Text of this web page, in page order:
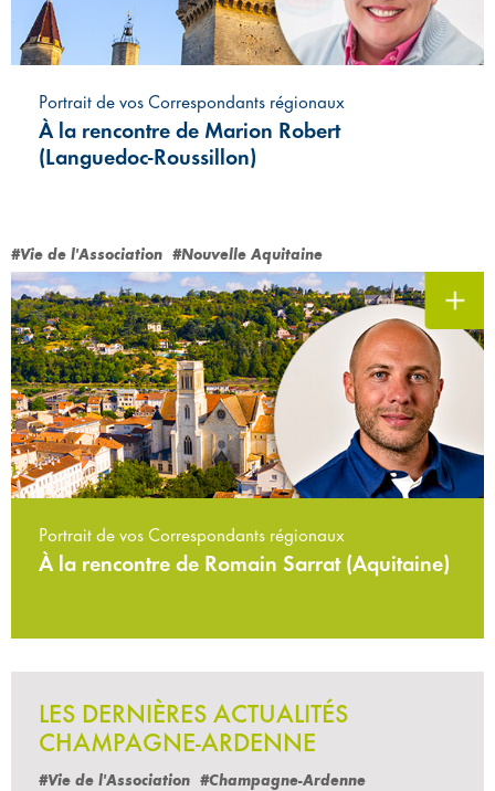
Portrait de vos Correspondants régionaux
À la rencontre de Marion Robert
(Languedoc-Roussillon)
#Vie de l'Association #Nouvelle Aquitaine
Portrait de vos Correspondants régionaux
À la rencontre de Romain Sarrat (Aquitaine)
LES DERNIÈRES ACTUALITÉS
CHAMPAGNE-ARDENNE
#Vie de l'Association #Champagne-Ardenne